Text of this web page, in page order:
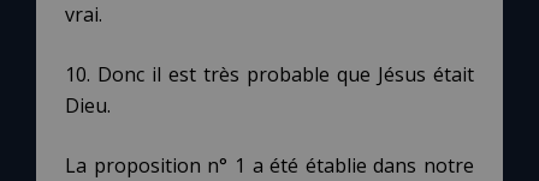
vrai.
10. Donc il est très probable que Jésus était
Dieu.
La proposition n° 1 a été établie dans notre